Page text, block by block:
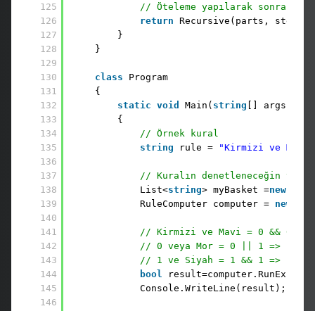
125
126
127
128
129
130
131
132
133
134
135
136
137
138
139
140
141
142
143
144
145
146
// Öteleme yapılarak sonraki
return Recursive(parts, step +
}
}
class
Program
{
static void Main( string [] args)
{
// Örnek kural
string
rule = "Kirmizi ve Mavi
// Kuralın denetleneceğin
List<string> myBasket =new
RuleComputer computer = new
// Kirmizi ve Mavi = 0 && 0 =>
// 0 veya Mor = 0 || 1 => 1
// 1 ve Siyah = 1 && 1 => 1
bool
Console.WriteLine(result);